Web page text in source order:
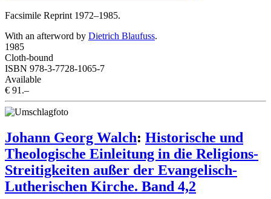
Facsimile Reprint 1972–1985.
With an afterword by Dietrich Blaufuss.
1985
Cloth-bound
ISBN 978-3-7728-1065-7
Available
€ 91.–
Johann Georg Walch: Historische und
Theologische Einleitung in die Religions-
Streitigkeiten außer der Evangelisch-
Lutherischen Kirche. Band 4,2